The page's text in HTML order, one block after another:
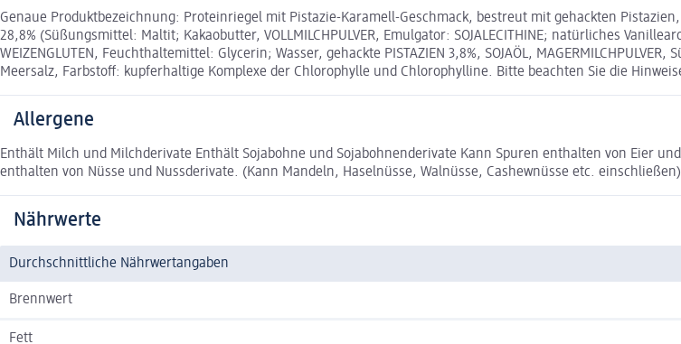
Genaue Produktbezeichnung: Proteinriegel mit Pistazie-Karamell-Geschmack, bestreut mit gehackten
28,8% (Süßungsmittel: Maltit; Kakaobutter, VOLLMILCHPULVER, Emulgator: SOJALECITHINE; natürliches
WEIZENGLUTEN, Feuchthaltemittel: Glycerin; Wasser, gehackte PISTAZIEN 3,8%, SOJAÖL,
Meersalz, Farbstoff: kupferhaltige Komplexe der Chlorophylle und Chlorophylline. Bitte beachten Sie die
Allergene
Enthält Milch und Milchderivate Enthält Sojabohne und Sojabohnenderivate Kann Spuren enthalten von Eier
enthalten von Nüsse und Nussderivate. (Kann Mandeln, Haselnüsse, Walnüsse, Cashewnüsse etc.
Nährwerte
Durchschnittliche Nährwertangaben
Brennwert
Fett